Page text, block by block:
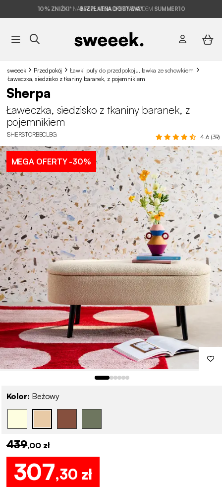
10% ZNIŻKI*NA NASZE MEGA OFERTY Z KODEM SUMMER10
BEZPŁATNA DOSTAWA*
sweeek Przedpokój
Ławki pufy do przedpokoju, ławka ze schowkiem
Ławeczka, siedzisko z tkaniny baranek, z pojemnikiem
Sherpa
Ławeczka, siedzisko z tkaniny baranek, z
pojemnikiem
ISHERSTORBBCLBG 4.6 (39)
MEGA OFERTY-30%
Kolor: Beżowy
439,00 zł
307,30 zł